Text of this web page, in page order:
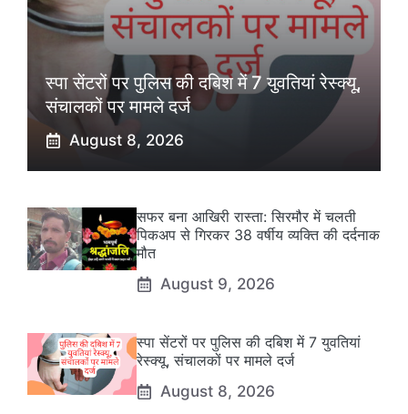
स्पा सेंटरों पर पुलिस की दबिश में 7 युवतियां रेस्क्यू,
संचालकों पर मामले दर्ज
August 8, 2026
सफर बना आखिरी रास्ता: सिरमौर में चलती
पिकअप से गिरकर 38 वर्षीय व्यक्ति की दर्दनाक
मौत
August 9, 2026
स्पा सेंटरों पर पुलिस की दबिश में 7 युवतियां
रेस्क्यू, संचालकों पर मामले दर्ज
August 8, 2026